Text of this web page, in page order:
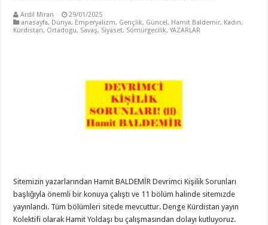
Ardil Miran
29/01/2025
anasayfa, Dünya, Emperyalizm, Gençlik, Güncel, Hamit Baldemir, Kadın,
Kürdistan, Ortadogu, Savaş, Siyaset, Sömürgecilik,YAZARLAR
Sitemizin yazarlarından Hamit BALDEMİR Devrimci Kişilik Sorunları
başlığıyla önemli bir konuya çalıştı ve 11 bölüm halinde sitemızde
yayınlandı. Tüm bölümleri sitede mevcuttur. Denge Kürdistan yayın
Kolektifi olarak Hamit Yoldaşı bu çalışmasından dolayı kutluyoruz.